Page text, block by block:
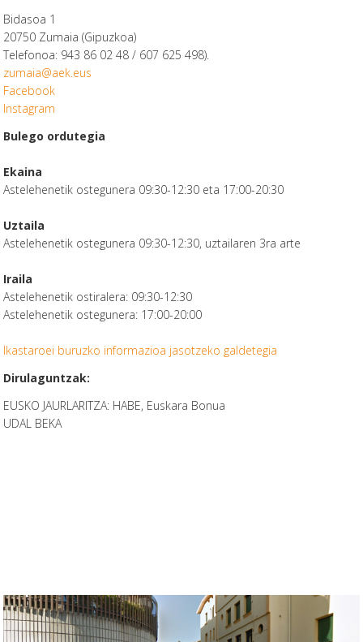
Bidasoa 1
20750 Zumaia (Gipuzkoa)
Telefonoa: 943 86 02 48 / 607 625 498).
zumaia@aek.eus
Facebook
Instagram
Bulego ordutegia
Ekaina
Astelehenetik ostegunera 09:30-12:30 eta 17:00-20:30
Uztaila
Astelehenetik ostegunera 09:30-12:30, uztailaren 3ra arte
Iraila
Astelehenetik ostiralera: 09:30-12:30
Astelehenetik ostegunera: 17:00-20:00
Ikastaroei buruzko informazioa jasotzeko galdetegia
Dirulaguntzak:
EUSKO JAURLARITZA: HABE, Euskara Bonua
UDAL BEKA